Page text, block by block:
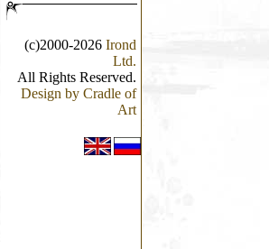
(с)2000-2026 Irond
Ltd.
All Rights Reserved.
Design by Cradle of
Art